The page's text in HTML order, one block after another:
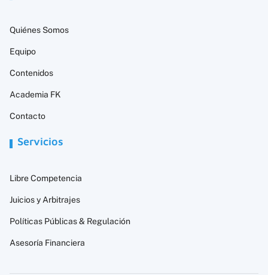
Quiénes Somos
Equipo
Contenidos
Academia FK
Contacto
Servicios
Libre Competencia
Juicios y Arbitrajes
Políticas Públicas & Regulación
Asesoría Financiera